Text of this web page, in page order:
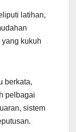
latihan,
kukuh
berkata,
pelbagai
sistem